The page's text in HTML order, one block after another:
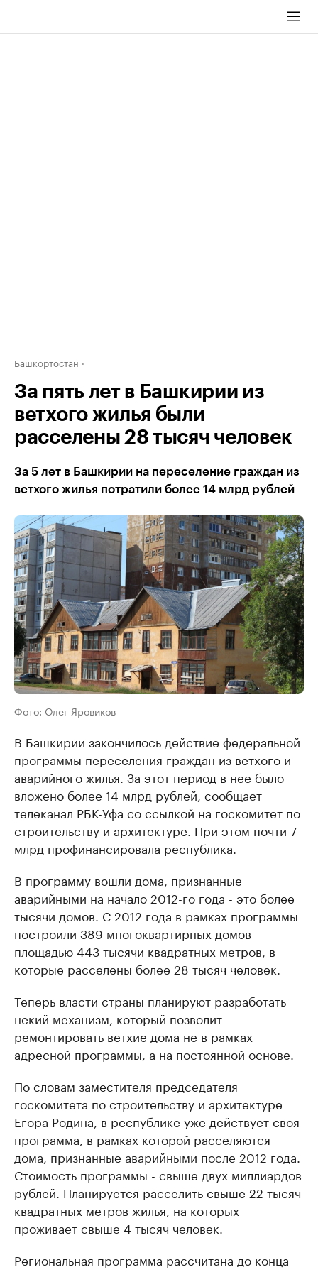
Башкортостан
За пять лет в Башкирии из
ветхого жилья были
расселены 28 тысяч человек
За 5 лет в Башкирии на переселение граждан из
ветхого жилья потратили более 14 млрд рублей
Фото: Олег Яровиков
В Башкирии закончилось действие федеральной
программы переселения граждан из ветхого и
аварийного жилья. За этот период в нее было
вложено более 14 млрд рублей, сообщает
телеканал РБК-Уфа со ссылкой на госкомитет по
строительству и архитектуре. При этом почти 7
млрд профинансировала республика.
В программу вошли дома, признанные
аварийными на начало 2012-го года - это более
тысячи домов. С 2012 года в рамках программы
построили 389 многоквартирных домов
площадью 443 тысячи квадратных метров, в
которые расселены более 28 тысяч человек.
Теперь власти страны планируют разработать
некий механизм, который позволит
ремонтировать ветхие дома не в рамках
адресной программы, а на постоянной основе.
По словам заместителя председателя
госкомитета по строительству и архитектуре
Егора Родина, в республике уже действует своя
программа, в рамках которой расселяются
дома, признанные аварийными после 2012 года.
Стоимость программы - свыше двух миллиардов
рублей. Планируется расселить свыше 22 тысяч
квадратных метров жилья, на которых
проживает свыше 4 тысяч человек.
Региональная программа рассчитана до конца